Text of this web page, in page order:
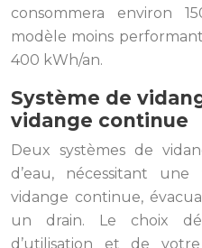
consommera environ
modèle moins
400 kWh/an.
Système de
vidange continue
Deux systèmes de
d’eau, nécessitant
vidange continue,
un drain. Le choix
d’utilisation et de